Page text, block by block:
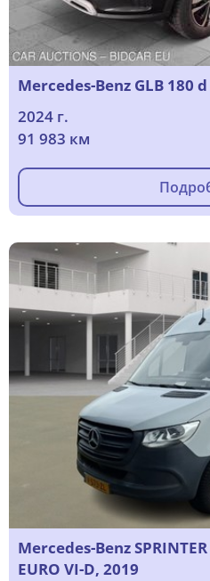
Mercedes-Benz GLB 180
2024 г.
91 983 км
Mercedes-Benz
EURO VI-D, 2019